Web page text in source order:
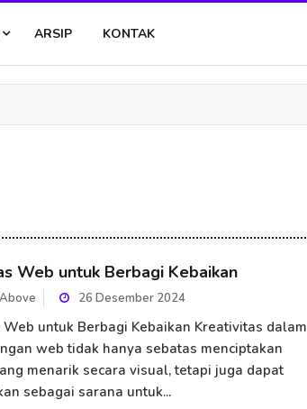
ARSIP KONTAK
Web untuk Berbagi Kebaikan
26 Desember 2024
untuk Berbagi Kebaikan Kreativitas dalam
web tidak hanya sebatas menciptakan
menarik secara visual, tetapi juga dapat
sebagai sarana untuk...